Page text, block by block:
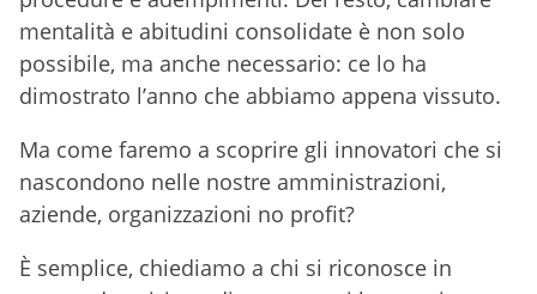
mentalità e abitudini consolidate è non solo
possibile, ma anche necessario: ce lo ha
dimostrato l’anno che abbiamo appena vissuto.
Ma come faremo a scoprire gli innovatori che si
nascondono nelle nostre amministrazioni,
aziende, organizzazioni no profit?
È semplice, chiediamo a chi si riconosce in